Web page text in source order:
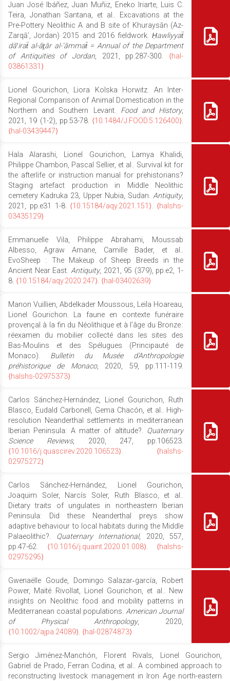
Juan José Ibáñez, Juan Muñiz, Eneko Iriarte, Luis C.
Teira, Jonathan Santana, et al.. Excavations at the
Pre-Pottery Neolithic A and B site of Khuraysān (Az-
Zarqāʼ, Jordan) 2015 and 2016 fieldwork. Ḥawliyyaẗ
dāʹiraẗ al-āṯār al-’āmmaẗ = Annual of the Department
of Antiquities of Jordan, 2021, pp.287-300. ⟨hal-
03861331⟩
Lionel Gourichon, Liora Kolska Horwitz. An Inter-
Regional Comparison of Animal Domestication in the
Northern and Southern Levant. Food and History,
2021, 19 (1-2), pp.53-78. ⟨10.1484/J.FOOD.5.126400⟩.
⟨hal-03439447⟩
Hala Alarashi, Lionel Gourichon, Lamya Khalidi,
Philippe Chambon, Pascal Sellier, et al.. Survival kit for
the afterlife or instruction manual for prehistorians?
Staging artefact production in Middle Neolithic
cemetery Kadruka 23, Upper Nubia, Sudan. Antiquity,
2021, pp.e31 1-8. ⟨10.15184/aqy.2021.151⟩. ⟨halshs-
03435129⟩
Emmanuelle Vila, Philippe Abrahami, Moussab
Albesso, Agraw Amane, Camille Bader, et al..
EvoSheep : The Makeup of Sheep Breeds in the
Ancient Near East. Antiquity, 2021, 95 (379), pp.e2, 1-
8. ⟨10.15184/aqy.2020.247⟩. ⟨hal-03402639⟩
Manon Vuillien, Abdelkader Moussous, Leïla Hoareau,
Lionel Gourichon. La faune en contexte funéraire
provençal à la fin du Néolithique et à l’âge du Bronze :
réexamen du mobilier collecté dans les sites des
Bas-Moulins et des Spélugues (Principauté de
Monaco). Bulletin du Musée d'Anthropologie
préhistorique de Monaco, 2020, 59, pp.111-119.
⟨halshs-02975373⟩
Carlos Sánchez-Hernández, Lionel Gourichon, Ruth
Blasco, Eudald Carbonell, Gema Chacón, et al.. High-
resolution Neanderthal settlements in mediterranean
Iberian Peninsula: A matter of altitude?. Quaternary
Science Reviews, 2020, 247, pp.106523.
⟨10.1016/j.quascirev.2020.106523⟩. ⟨halshs-
02975272⟩
Carlos Sánchez-Hernández, Lionel Gourichon,
Joaquim Soler, Narcís Soler, Ruth Blasco, et al..
Dietary traits of ungulates in northeastern Iberian
Peninsula: Did these Neanderthal preys show
adaptive behaviour to local habitats during the Middle
Palaeolithic?. Quaternary International, 2020, 557,
pp.47-62. ⟨10.1016/j.quaint.2020.01.008⟩. ⟨halshs-
02975295⟩
Gwenaëlle Goude, Domingo Salazar‐garcía, Robert
Power, Maïté Rivollat, Lionel Gourichon, et al.. New
insights on Neolithic food and mobility patterns in
Mediterranean coastal populations. American Journal
of Physical Anthropology, 2020,
⟨10.1002/ajpa.24089⟩. ⟨hal-02874873⟩
Sergio Jiménez-Manchón, Florent Rivals, Lionel Gourichon,
Gabriel de Prado, Ferran Codina, et al.. A combined approach to
reconstructing livestock management in Iron Age north-eastern